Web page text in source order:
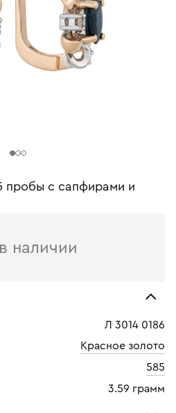
пробы c сапфирами и
наличии
Л 3014 0186
Красное золото
585
3.59 грамм